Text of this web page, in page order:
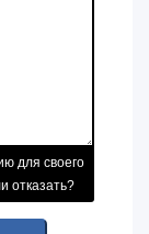
для своего
отказать?